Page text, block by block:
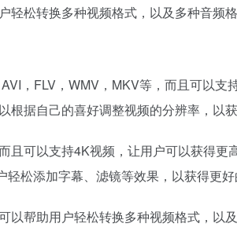
松转换多种视频格式，以及多种音频格
，FLV，WMV，MKV等，而且可以
据自己的喜好调整视频的分辨率，以
可以支持4K视频，让用户可以获得
松添加字幕、滤镜等效果，以获得更好
帮助用户轻松转换多种视频格式，以